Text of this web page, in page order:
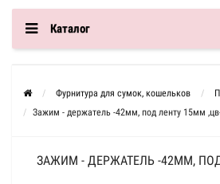
Каталог
Фурнитура для сумок, кошельков
Зажим - держатель -42мм, под ленту 15мм
ЗАЖИМ - ДЕРЖАТЕЛЬ -42ММ,